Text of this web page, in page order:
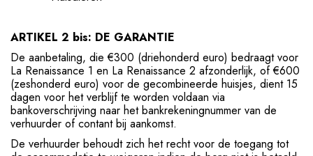
ARTIKEL 2 bis: DE GARANTIE
De aanbetaling, die €300 (driehonderd euro) bedraagt voor
La Renaissance 1 en La Renaissance 2 afzonderlijk, of €600
(zeshonderd euro) voor de gecombineerde huisjes, dient 15
dagen voor het verblijf te worden voldaan via
bankoverschrijving naar het bankrekeningnummer van de
verhuurder of contant bij aankomst.
De verhuurder behoudt zich het recht voor de toegang tot